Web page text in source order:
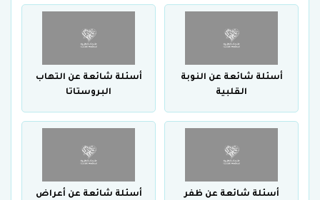
أسئلة شائعة عن النوبة
القلبية
أسئلة شائعة عن التهاب
البروستاتا
أسئلة شائعة عن ظفر
أسئلة شائعة عن أعراض